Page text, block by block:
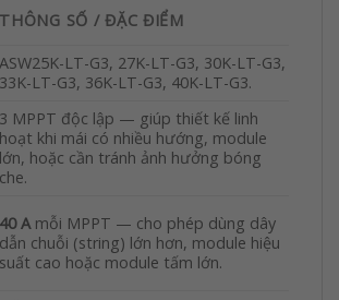
THÔNG SỐ / ĐẶC ĐIỂM
ASW25K-LT-G3, 27K-LT-G3, 30K-LT-G3,
33K-LT-G3, 36K-LT-G3, 40K-LT-G3.
3 MPPT độc lập — giúp thiết kế linh
hoạt khi mái có nhiều hướng, module
lớn, hoặc cần tránh ảnh hưởng bóng
che.
40 A mỗi MPPT — cho phép dùng dây
dẫn chuỗi (string) lớn hơn, module hiệu
suất cao hoặc module tấm lớn.